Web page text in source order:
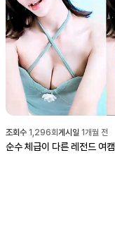
조회수 1,296회게시일 1개월 전
순수 체급이 다른 레전드 여캠